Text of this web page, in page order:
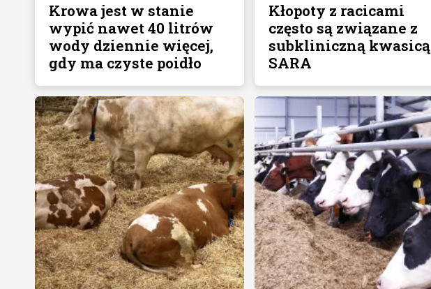
Krowa jest w stanie
wypić nawet 40 litrów
wody dziennie więcej,
gdy ma czyste poidło
Kłopoty z racicami
często są związane z
subkliniczną kwasicą
SARA